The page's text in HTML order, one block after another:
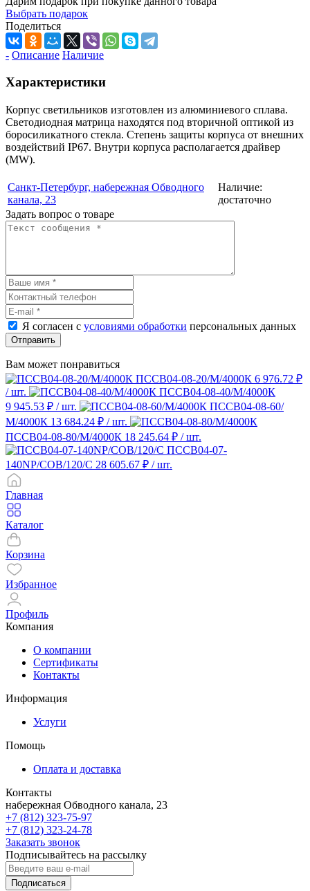
Выбрать подарок
Поделиться
- Описание Наличие
Характеристики
Корпус светильников изготовлен из алюминиевого сплава.
Светодиодная матрица находятся под вторичной оптикой из
боросиликатного стекла. Степень защиты корпуса от внешних
воздействий IP67. Внутри корпуса располагается драйвер
(MW).
Санкт-Петербург, набережная Обводного
канала, 23
Наличие:
достаточно
Задать вопрос о товаре
Я согласен с условиями обработки персональных данных
Отправить
Вам может понравиться
ПССВ04-08-20/М/4000К 6 976.72 ₽
/ шт.
ПССВ04-08-40/М/4000К
9 945.53 ₽ / шт.
ПССВ04-08-60/
М/4000К 13 684.24 ₽ / шт.
ПССВ04-08-80/М/4000К 18 245.64 ₽ / шт.
ПССВ04-07-
140NP/COB/120/С 28 605.67 ₽ / шт.
Главная
Каталог
Корзина
Избранное
Профиль
Компания
О компании
Сертификаты
Контакты
Информация
Услуги
Помощь
Оплата и доставка
Контакты
набережная Обводного канала, 23
+7 (812) 323-75-97
+7 (812) 323-24-78
Заказать звонок
Подписывайтесь на рассылку
Подписаться